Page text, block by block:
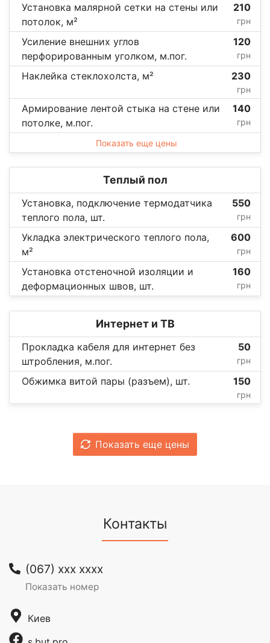
Установка малярной сетки на стены или
потолок, м²
210
грн
Усиление внешних углов
перфорированным уголком, м.пог.
120
грн
Наклейка стеклохолста, м² 230
грн
Армирование лентой стыка на стене или
потолке, м.пог.
140
грн
Показать еще цены
Теплый пол
Установка, подключение термодатчика
теплого пола, шт.
550
грн
Укладка электрического теплого пола,
м²
600
грн
Установка отстеночной изоляции и
деформационных швов, шт.
160
грн
Интернет и ТВ
Прокладка кабеля для интернет без
штробления, м.пог.
50
грн
Обжимка витой пары (разъем), шт. 150
грн
Показать еще цены
Контакты
(067) xxx xxxx
Показать номер
Киев